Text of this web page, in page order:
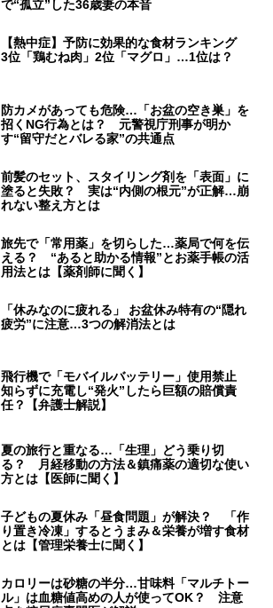
で“孤立”した36歳妻の本音
【熱中症】予防に効果的な食材ランキング
3位「鶏むね肉」2位「マグロ」…1位は？
防カメがあっても危険…「お盆の空き巣」を
招くNG行為とは？ 元警視庁刑事が明か
す“留守だとバレる家”の共通点
前髪のセット、スタイリング剤を「表面」に
塗ると失敗？ 実は“内側の根元”が正解…崩
れない整え方とは
旅先で「常用薬」を切らした…薬局で何を伝
える？ “あると助かる情報”とお薬手帳の活
用法とは【薬剤師に聞く】
「休みなのに疲れる」 お盆休み特有の“隠れ
疲労”に注意…3つの解消法とは
飛行機で「モバイルバッテリー」使用禁止
知らずに充電し“発火”したら巨額の賠償責
任？【弁護士解説】
夏の旅行と重なる…「生理」どう乗り切
る？ 月経移動の方法＆鎮痛薬の適切な使い
方とは【医師に聞く】
子どもの夏休み「昼食問題」が解決？ 「作
り置き冷凍」するとうまみ＆栄養が増す食材
とは【管理栄養士に聞く】
カロリーは砂糖の半分…甘味料「マルチトー
ル」は血糖値高めの人が使ってOK？ 注意